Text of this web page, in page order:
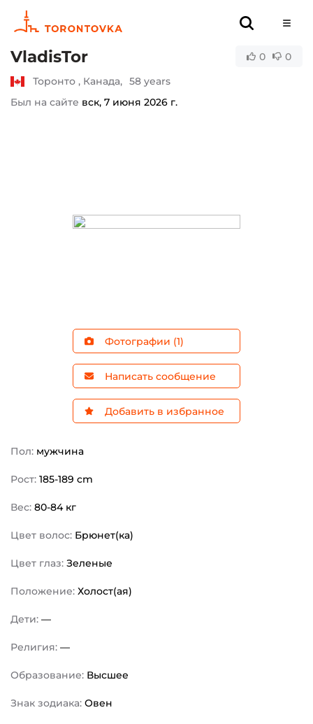
VladisTor
Торонто , Канада, 58 years
Был на сайте вск, 7 июня 2026 г.
0 0
Фотографии (1)
Написать сообщение
Добавить в избранное
Пол: мужчина
Рост: 185-189 cm
Вес: 80-84 кг
Цвет волос: Брюнет(ка)
Цвет глаз: Зеленые
Положение: Холост(ая)
Дети: —
Религия: —
Образование: Высшее
Знак зодиака: Овен